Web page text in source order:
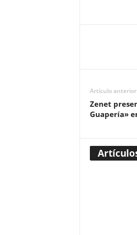
Artículo anterior
Zenet
Guapería»